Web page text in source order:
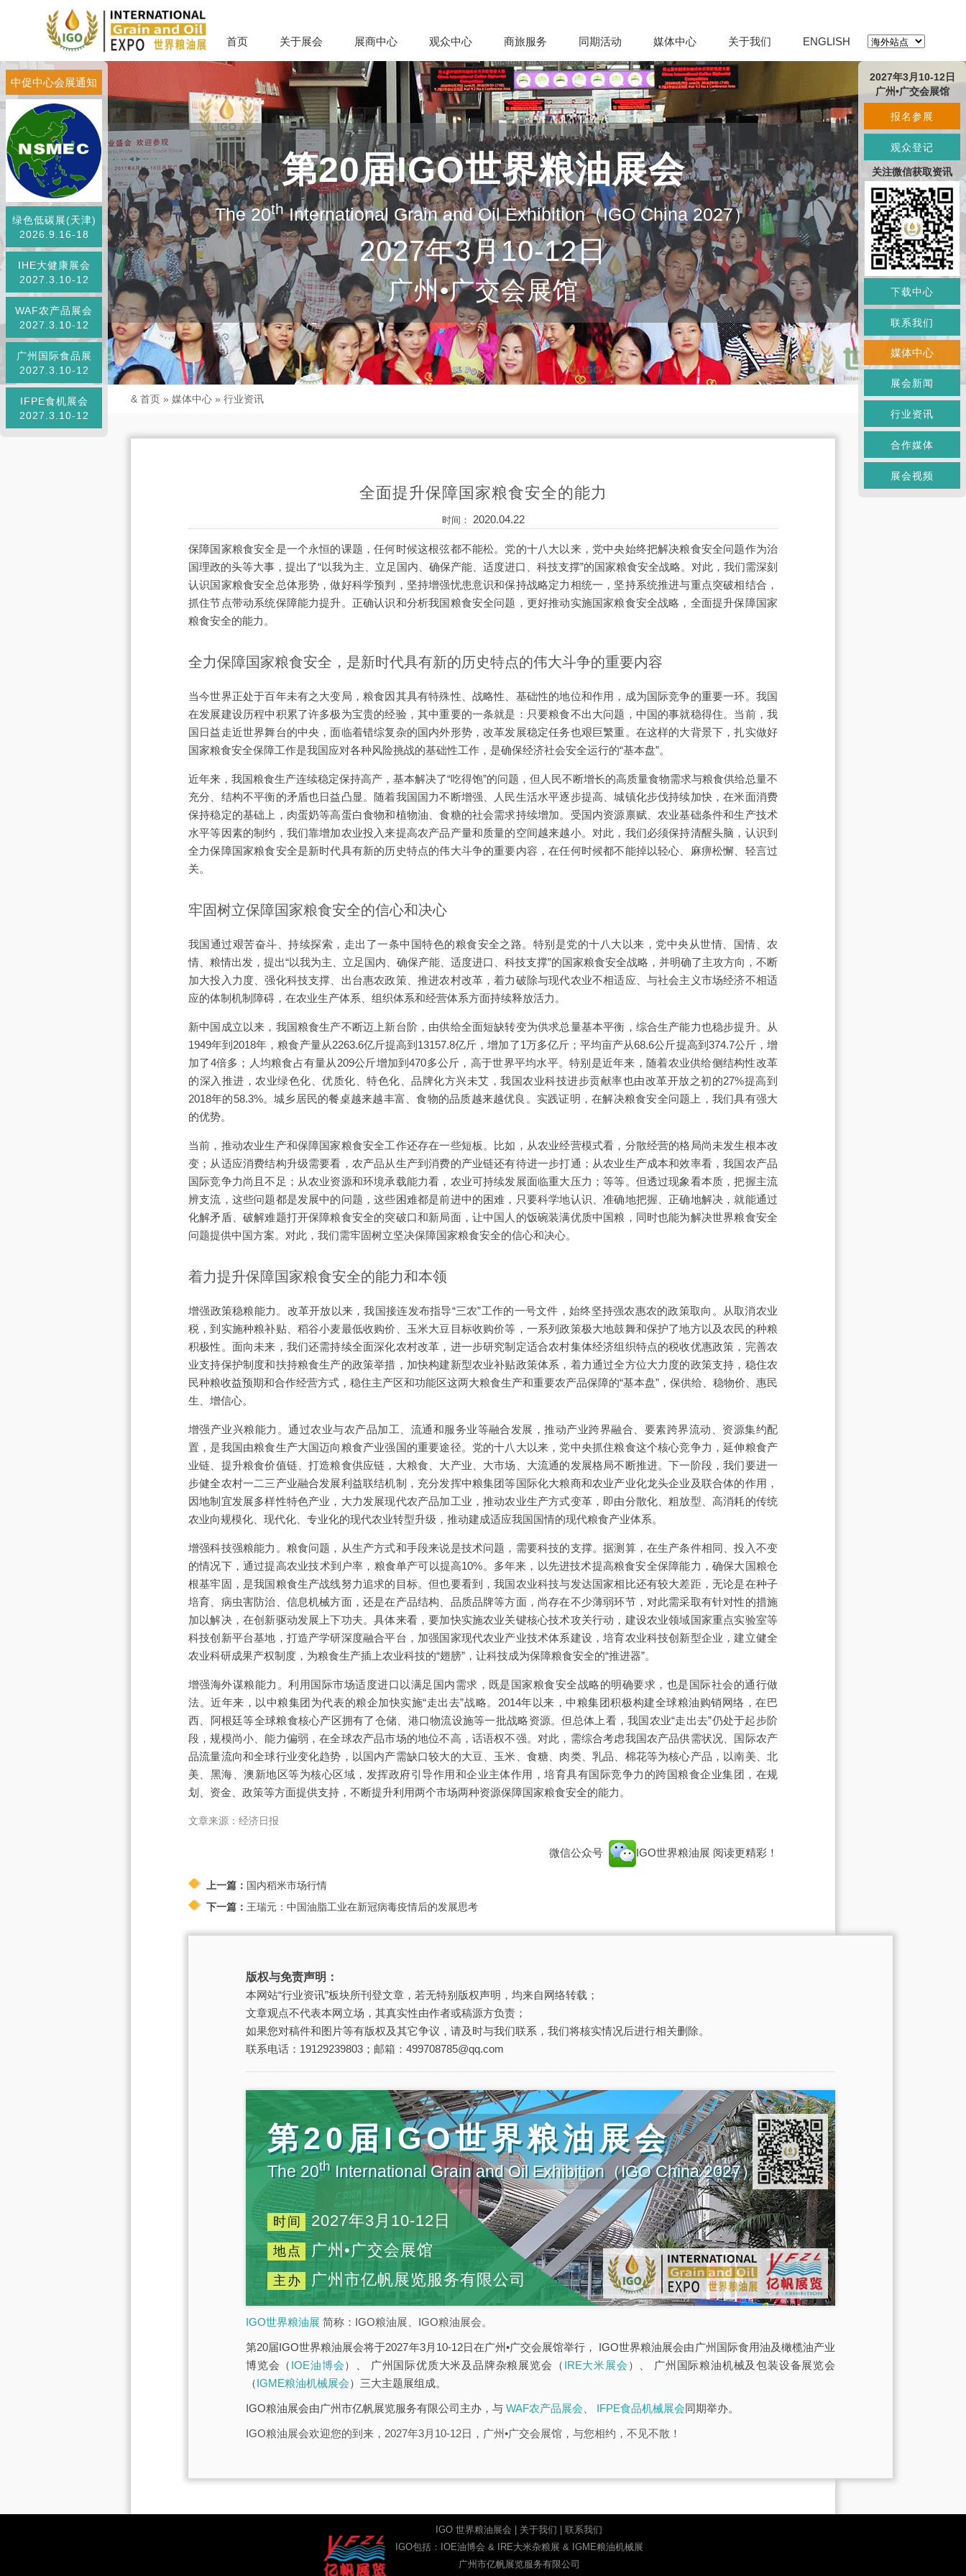
首页 关于展会 展商中心 观众中心 商旅服务 同期活动 媒体中心 关于我们 ENGLISH
第20届IGO世界粮油展会
The 20thInternational Grain and Oil Exhibition（IGO China 2027）
2027年3月10-12日
广州•广交会展馆
中促中心会展通知
绿色低碳展(天津)
2026.9.16-18
IHE大健康展会
2027.3.10-12
WAF农产品展会
2027.3.10-12
广州国际食品展
2027.3.10-12
IFPE食机展会
2027.3.10-12
& 首页 » 媒体中心 » 行业资讯
全面提升保障国家粮食安全的能力
时间： 2020.04.22
保障国家粮食安全是一个永恒的课题，任何时候这根弦都不能松。党的十八大以来，党中央始终把解决粮食安全问题作为治
国理政的头等大事，提出了“以我为主、立足国内、确保产能、适度进口、科技支撑”的国家粮食安全战略。对此，我们需深刻
认识国家粮食安全总体形势，做好科学预判，坚持增强忧患意识和保持战略定力相统一，坚持系统推进与重点突破相结合，
抓住节点带动系统保障能力提升。正确认识和分析我国粮食安全问题，更好推动实施国家粮食安全战略，全面提升保障国家
粮食安全的能力。
全力保障国家粮食安全，是新时代具有新的历史特点的伟大斗争的重要内容
当今世界正处于百年未有之大变局，粮食因其具有特殊性、战略性、基础性的地位和作用，成为国际竞争的重要一环。我国
在发展建设历程中积累了许多极为宝贵的经验，其中重要的一条就是：只要粮食不出大问题，中国的事就稳得住。当前，我
国日益走近世界舞台的中央，面临着错综复杂的国内外形势，改革发展稳定任务也艰巨繁重。在这样的大背景下，扎实做好
国家粮食安全保障工作是我国应对各种风险挑战的基础性工作，是确保经济社会安全运行的“基本盘”。
近年来，我国粮食生产连续稳定保持高产，基本解决了“吃得饱”的问题，但人民不断增长的高质量食物需求与粮食供给总量不
充分、结构不平衡的矛盾也日益凸显。随着我国国力不断增强、人民生活水平逐步提高、城镇化步伐持续加快，在米面消费
保持稳定的基础上，肉蛋奶等高蛋白食物和植物油、食糖的社会需求持续增加。受国内资源禀赋、农业基础条件和生产技术
水平等因素的制约，我们靠增加农业投入来提高农产品产量和质量的空间越来越小。对此，我们必须保持清醒头脑，认识到
全力保障国家粮食安全是新时代具有新的历史特点的伟大斗争的重要内容，在任何时候都不能掉以轻心、麻痹松懈、轻言过
关。
牢固树立保障国家粮食安全的信心和决心
我国通过艰苦奋斗、持续探索，走出了一条中国特色的粮食安全之路。特别是党的十八大以来，党中央从世情、国情、农
情、粮情出发，提出“以我为主、立足国内、确保产能、适度进口、科技支撑”的国家粮食安全战略，并明确了主攻方向，不断
加大投入力度、强化科技支撑、出台惠农政策、推进农村改革，着力破除与现代农业不相适应、与社会主义市场经济不相适
应的体制机制障碍，在农业生产体系、组织体系和经营体系方面持续释放活力。
新中国成立以来，我国粮食生产不断迈上新台阶，由供给全面短缺转变为供求总量基本平衡，综合生产能力也稳步提升。从
1949年到2018年，粮食产量从2263.6亿斤提高到13157.8亿斤，增加了1万多亿斤；平均亩产从68.6公斤提高到374.7公斤，增
加了4倍多；人均粮食占有量从209公斤增加到470多公斤，高于世界平均水平。特别是近年来，随着农业供给侧结构性改革
的深入推进，农业绿色化、优质化、特色化、品牌化方兴未艾，我国农业科技进步贡献率也由改革开放之初的27%提高到
2018年的58.3%。城乡居民的餐桌越来越丰富、食物的品质越来越优良。实践证明，在解决粮食安全问题上，我们具有强大
的优势。
当前，推动农业生产和保障国家粮食安全工作还存在一些短板。比如，从农业经营模式看，分散经营的格局尚未发生根本改
变；从适应消费结构升级需要看，农产品从生产到消费的产业链还有待进一步打通；从农业生产成本和效率看，我国农产品
国际竞争力尚且不足；从农业资源和环境承载能力看，农业可持续发展面临重大压力；等等。但透过现象看本质，把握主流
辨支流，这些问题都是发展中的问题，这些困难都是前进中的困难，只要科学地认识、准确地把握、正确地解决，就能通过
化解矛盾、破解难题打开保障粮食安全的突破口和新局面，让中国人的饭碗装满优质中国粮，同时也能为解决世界粮食安全
问题提供中国方案。对此，我们需牢固树立坚决保障国家粮食安全的信心和决心。
着力提升保障国家粮食安全的能力和本领
增强政策稳粮能力。改革开放以来，我国接连发布指导“三农”工作的一号文件，始终坚持强农惠农的政策取向。从取消农业
税，到实施种粮补贴、稻谷小麦最低收购价、玉米大豆目标收购价等，一系列政策极大地鼓舞和保护了地方以及农民的种粮
积极性。面向未来，我们还需持续全面深化农村改革，进一步研究制定适合农村集体经济组织特点的税收优惠政策，完善农
业支持保护制度和扶持粮食生产的政策举措，加快构建新型农业补贴政策体系，着力通过全方位大力度的政策支持，稳住农
民种粮收益预期和合作经营方式，稳住主产区和功能区这两大粮食生产和重要农产品保障的“基本盘”，保供给、稳物价、惠民
生、增信心。
增强产业兴粮能力。通过农业与农产品加工、流通和服务业等融合发展，推动产业跨界融合、要素跨界流动、资源集约配
置，是我国由粮食生产大国迈向粮食产业强国的重要途径。党的十八大以来，党中央抓住粮食这个核心竞争力，延伸粮食产
业链、提升粮食价值链、打造粮食供应链，大粮食、大产业、大市场、大流通的发展格局不断推进。下一阶段，我们要进一
步健全农村一二三产业融合发展利益联结机制，充分发挥中粮集团等国际化大粮商和农业产业化龙头企业及联合体的作用，
因地制宜发展多样性特色产业，大力发展现代农产品加工业，推动农业生产方式变革，即由分散化、粗放型、高消耗的传统
农业向规模化、现代化、专业化的现代农业转型升级，推动建成适应我国国情的现代粮食产业体系。
增强科技强粮能力。粮食问题，从生产方式和手段来说是技术问题，需要科技的支撑。据测算，在生产条件相同、投入不变
的情况下，通过提高农业技术到户率，粮食单产可以提高10%。多年来，以先进技术提高粮食安全保障能力，确保大国粮仓
根基牢固，是我国粮食生产战线努力追求的目标。但也要看到，我国农业科技与发达国家相比还有较大差距，无论是在种子
培育、病虫害防治、信息机械方面，还是在产品结构、品质品牌等方面，尚存在不少薄弱环节，对此需采取有针对性的措施
加以解决，在创新驱动发展上下功夫。具体来看，要加快实施农业关键核心技术攻关行动，建设农业领域国家重点实验室等
科技创新平台基地，打造产学研深度融合平台，加强国家现代农业产业技术体系建设，培育农业科技创新型企业，建立健全
农业科研成果产权制度，为粮食生产插上农业科技的“翅膀”，让科技成为保障粮食安全的“推进器”。
增强海外谋粮能力。利用国际市场适度进口以满足国内需求，既是国家粮食安全战略的明确要求，也是国际社会的通行做
法。近年来，以中粮集团为代表的粮企加快实施“走出去”战略。2014年以来，中粮集团积极构建全球粮油购销网络，在巴
西、阿根廷等全球粮食核心产区拥有了仓储、港口物流设施等一批战略资源。但总体上看，我国农业“走出去”仍处于起步阶
段，规模尚小、能力偏弱，在全球农产品市场的地位不高，话语权不强。对此，需综合考虑我国农产品供需状况、国际农产
品流量流向和全球行业变化趋势，以国内产需缺口较大的大豆、玉米、食糖、肉类、乳品、棉花等为核心产品，以南美、北
美、黑海、澳新地区等为核心区域，发挥政府引导作用和企业主体作用，培育具有国际竞争力的跨国粮食企业集团，在规
划、资金、政策等方面提供支持，不断提升利用两个市场两种资源保障国家粮食安全的能力。
文章来源：经济日报
微信公众号 IGO世界粮油展 阅读更精彩！
上一篇： 国内稻米市场行情
下一篇： 王瑞元：中国油脂工业在新冠病毒疫情后的发展思考
版权与免责声明：
本网站“行业资讯”板块所刊登文章，若无特别版权声明，均来自网络转载；
文章观点不代表本网立场，其真实性由作者或稿源方负责；
如果您对稿件和图片等有版权及其它争议，请及时与我们联系，我们将核实情况后进行相关删除。
联系电话：19129239803；邮箱：499708785@qq.com
第20届IGO世界粮油展会
The 20thInternational Grain and Oil Exhibition（IGO China 2027）
时间 2027年3月10-12日
地点 广州•广交会展馆
主办 广州市亿帆展览服务有限公司
IGO世界粮油展 简称：IGO粮油展、IGO粮油展会。
第20届IGO世界粮油展会将于2027年3月10-12日在广州•广交会展馆举行， IGO世界粮油展会由广州国际食用油及橄榄油产业
博览会（ IOE油博会）、 广州国际优质大米及品牌杂粮展览会（ IRE大米展会 ）、 广州国际粮油机械及包装设备展览会
（IGME粮油机械展会）三大主题展组成。
IGO粮油展会由广州市亿帆展览服务有限公司主办，与 WAF农产品展会 IFPE食品机械展会同期举办。
IGO粮油展会欢迎您的到来，2027年3月10-12日，广州•广交会展馆，与您相约，不见不散！
IGO 世界粮油展会 关于我们
联系我们
IGO包括： IOE油博会 & IRE大米杂粮展 & IGME粮油机械展
广州市亿帆展览服务有限公司
2027年3月10-12日
广州•广交会展馆
报名参展
观众登记
关注微信获取资讯
下载中心
联系我们
媒体中心
展会新闻
行业资讯
合作媒体
展会视频